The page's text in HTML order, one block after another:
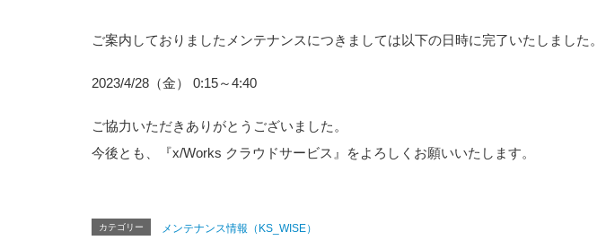
ご案内しておりましたメンテナンスにつきましては以下の日時に完了いたしました。
2023/4/28（金） 0:15～4:40
ご協力いただきありがとうございました。
今後とも、『x/Works クラウドサービス』をよろしくお願いいたします。
カテゴリー メンテナンス情報（KS_WISE）